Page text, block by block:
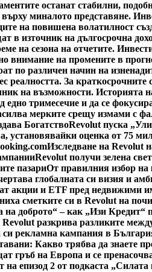
останат стабилни,
миналото представяне.
на повишена волатилност
в източник на дългосрочна
на сезона на отчетите.
внимание на промените в
по различен начин на
За краткосрочните
на възможности. Историята
тримесечие и да се
мерките срещу измами с
БогатствоRevolut пуска
установявайки оценка от 75
Изследване на Revolut
Revolut получи зелена
пазариОт правилния избор на
глобалната си визия и
акции и ETF пред недвижими
сметките си в Revolut на
доброто“ – как „Изи Кредит“
разкрива разликите
си рекламна кампания в
Какво трябва да знаете
гръб на Европа и се
епизод 2 от подкаста „Силата